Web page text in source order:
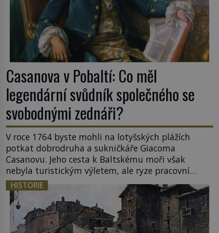
Casanova v Pobaltí: Co měl
legendární svůdník společného se
svobodnými zednáři?
V roce 1764 byste mohli na lotyšských plážích
potkat dobrodruha a sukničkáře Giacoma
Casanovu. Jeho cesta k Baltskému moři však
nebyla turistickým výletem, ale ryze pracovní
cestou se zištnými úmysly. Jaký cíl Casanova
sledoval, když se například procházel uličkami
lotyšské Rigy? Casanova v Pobaltí kontaktoval
tamní zednářské lóže. Nebyl v této oblasti žádným
nováčkem, protože do zednářské […]
HISTORIE